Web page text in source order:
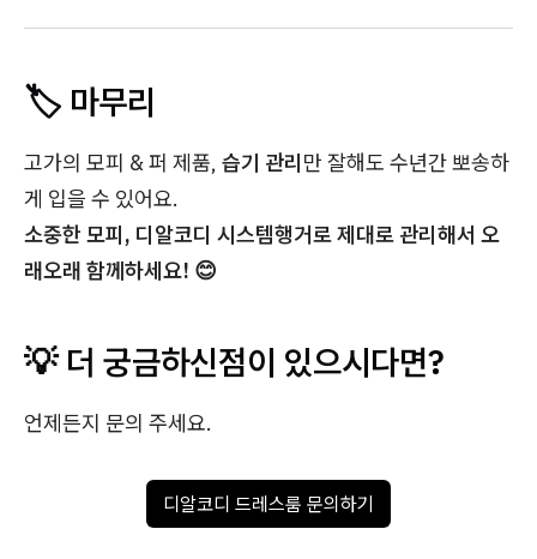
🏷️ 마무리
고가의 모피 & 퍼 제품, 습기 관리만 잘해도 수년간 뽀송하
게 입을 수 있어요.
소중한 모피, 디알코디 시스템행거로 제대로 관리해서 오
래오래 함께하세요! 😊
💡 더 궁금하신점이 있으시다면?
언제든지 문의 주세요.
디알코디 드레스룸 문의하기